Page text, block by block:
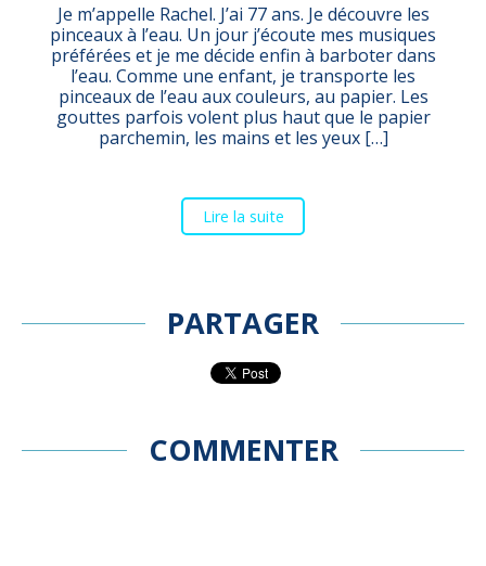
Je m’appelle Rachel. J’ai 77 ans. Je découvre les
pinceaux à l’eau. Un jour j’écoute mes musiques
préférées et je me décide enfin à barboter dans
l’eau. Comme une enfant, je transporte les
pinceaux de l’eau aux couleurs, au papier. Les
gouttes parfois volent plus haut que le papier
parchemin, les mains et les yeux […]
Lire la suite
PARTAGER
COMMENTER